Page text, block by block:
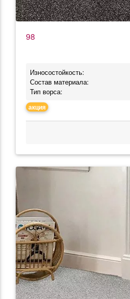
98
Износостойкость:
Состав материала:
Тип ворса:
акция